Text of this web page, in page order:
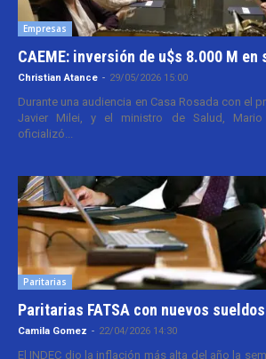
Empresas
CAEME: inversión de u$s 8.000 M en
Christian Atance - 29/05/2026 15:00
Durante una audiencia en Casa Rosada con el
Javier Milei, y el ministro de Salud, Mario
oficializó...
Paritarias
Paritarias FATSA con nuevos sueldos
Camila Gomez - 22/04/2026 14:30
El INDEC dio la inflación más alta del año la